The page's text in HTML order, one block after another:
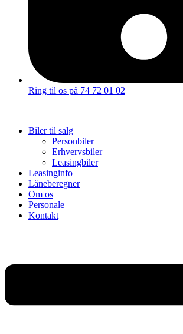
Ring til os på 74 72 01 02
Biler til salg
Personbiler
Erhvervsbiler
Leasingbiler
Leasinginfo
Låneberegner
Om os
Personale
Kontakt